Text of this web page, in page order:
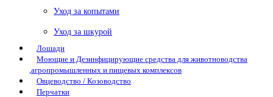
Уход за копытами
Уход за шкурой
Лошади
Моющие и Дезинфицирующие средства для животноводства
,агропромышленных и пищевых комплексов
Овцеводство / Козоводство
Перчатки